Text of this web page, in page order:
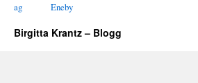
ag
Eneby
Birgitta Krantz – Blogg